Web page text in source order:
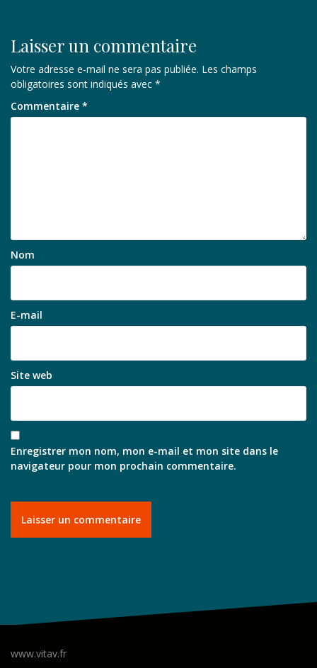
Laisser un commentaire
Votre adresse e-mail ne sera pas publiée. Les champs
obligatoires sont indiqués avec *
Commentaire *
Nom
E-mail
Site web
Enregistrer mon nom, mon e-mail et mon site dans le
navigateur pour mon prochain commentaire.
www.vitav.fr